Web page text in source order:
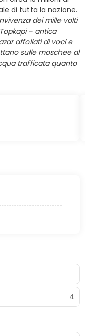
di tutta la nazione.
dei mille volti
- antica
affollati di voci e
sulle moschee al
trafficata quanto
4